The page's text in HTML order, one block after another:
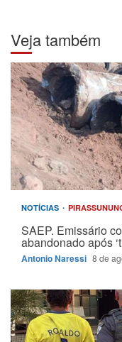
Veja também
NOTÍCIAS
SAEP. Emissário
abandonado após
Antonio Naressi 8 de